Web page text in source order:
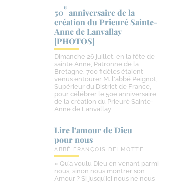
50
e
anniversaire de la
création du Prieuré Sainte-​
Anne de Lanvallay
[PHOTOS]
Dimanche 26 juillet, en la fête de
sainte Anne, Patronne de la
Bretagne, 700 fidèles étaient
venus entourer M. l'abbé Peignot,
Supérieur du District de France,
pour célébrer le 50e anniversaire
de la création du Prieuré Sainte-
Anne de Lanvallay
Lire l’amour de Dieu
pour nous
ABBÉ FRANÇOIS DELMOTTE
« Qu’a voulu Dieu en venant parmi
nous, sinon nous montrer son
Amour ? Si jusqu’ici nous ne nous